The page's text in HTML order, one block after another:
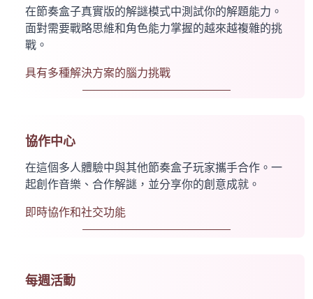
在節奏盒子真實版的解謎模式中測試你的解題能力。
面對需要戰略思維和角色能力掌握的越來越複雜的挑
戰。
具有多種解決方案的腦力挑戰
協作中心
在這個多人體驗中與其他節奏盒子玩家攜手合作。一
起創作音樂、合作解謎，並分享你的創意成就。
即時協作和社交功能
每週活動